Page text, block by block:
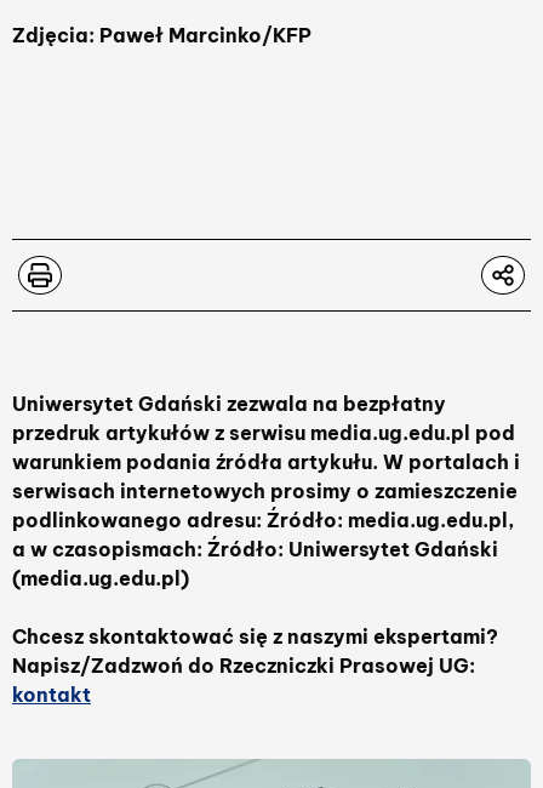
Zdjęcia: Paweł Marcinko/KFP
Uniwersytet Gdański zezwala na bezpłatny
przedruk artykułów z serwisu media.ug.edu.pl pod
warunkiem podania źródła artykułu. W portalach i
serwisach internetowych prosimy o zamieszczenie
podlinkowanego adresu: Źródło: media.ug.edu.pl,
a w czasopismach: Źródło: Uniwersytet Gdański
(media.ug.edu.pl)
Chcesz skontaktować się z naszymi ekspertami?
Napisz/Zadzwoń do Rzeczniczki Prasowej UG:
kontakt